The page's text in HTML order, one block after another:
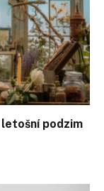
podzim